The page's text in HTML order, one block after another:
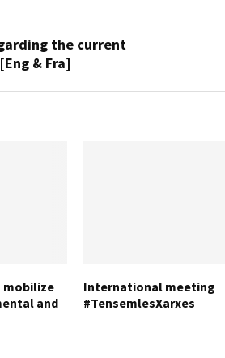
the current
& Fra]
mobilize
and
International meeting
#TensemlesXarxes